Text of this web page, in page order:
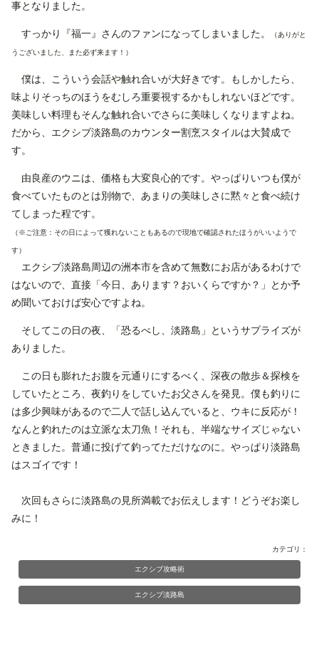
事となりました。
すっかり『福一』さんのファンになってしまいました。 （ありがと
うございました、また必ず来ます！）
僕は、こういう会話や触れ合いが大好きです。もしかしたら、
味よりそっちのほうをむしろ重要視するかもしれないほどです。
美味しい料理もそんな触れ合いでさらに美味しくなりますよね。
だから、エクシブ淡路島のカウンター割烹スタイルは大賛成で
す。
由良産のウニは、価格も大変良心的です。やっぱりいつも僕が
食べていたものとは別物で、あまりの美味しさに黙々と食べ続け
てしまった程です。
（※ご注意：その日によって獲れないこともあるので現地で確認されたほうがいいようで
す）
エクシブ淡路島周辺の洲本市を含めて無数にお店があるわけで
はないので、直接「今日、あります？おいくらですか？」とか予
め聞いておけば安心ですよね。
そしてこの日の夜、「恐るべし、淡路島」というサプライズが
ありました。
この日も膨れたお腹を元通りにするべく、深夜の散歩＆探検を
していたところ、夜釣りをしていたお父さんを発見。僕も釣りに
は多少興味があるので二人で話し込んでいると、ウキに反応が！
なんと釣れたのは立派な太刀魚！それも、半端なサイズじゃない
ときました。普通に投げて釣ってただけなのに。やっぱり淡路島
はスゴイです！
次回もさらに淡路島の見所満載でお伝えします！どうぞお楽し
みに！
カテゴリ：
エクシブ攻略術
エクシブ淡路島